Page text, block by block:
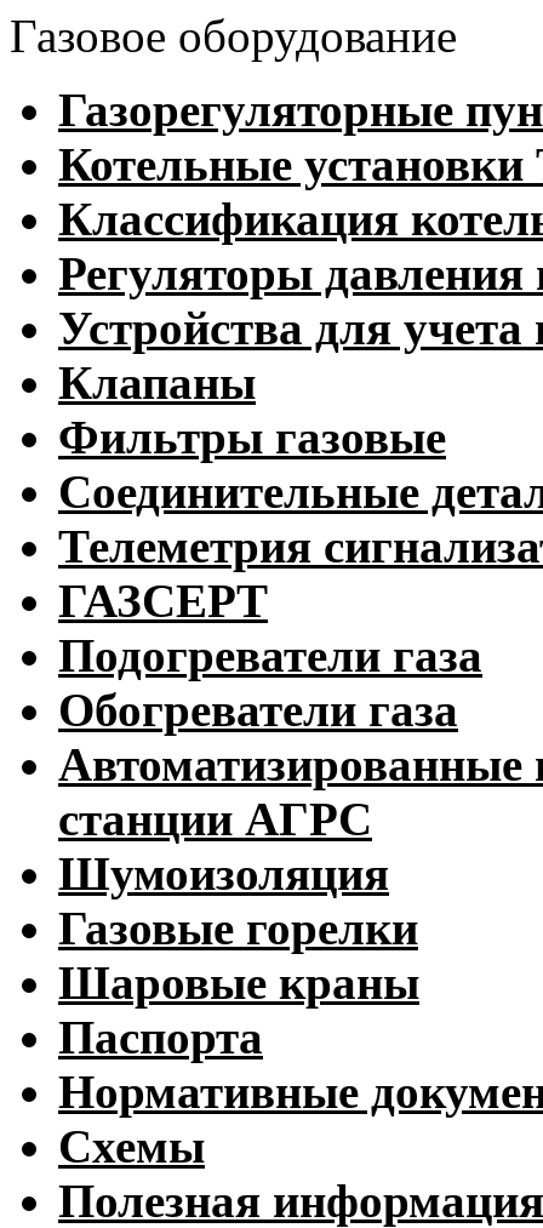
Газовое оборудование
Газорегуляторные
Котельные
Классификация
Регуляторы давления
Устройства для учета
Клапаны
Фильтры газовые
Соединительные
Телеметрия
ГАЗСЕРТ
Подогреватели газа
Обогреватели газа
Автоматизированные
станции АГРС
Шумоизоляция
Газовые горелки
Шаровые краны
Паспорта
Нормативные
Схемы
Полезная информация